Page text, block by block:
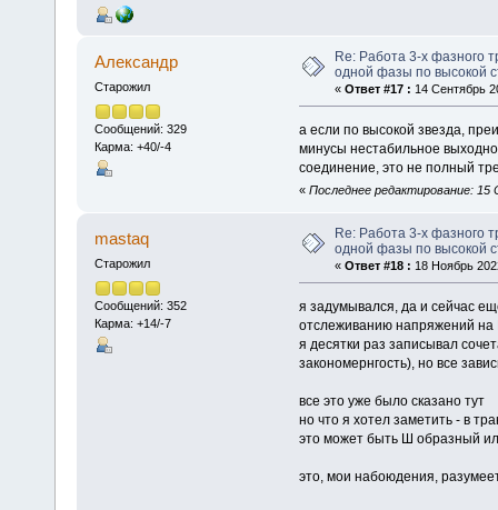
Алексaндр
Старожил
Сообщений: 329
Карма: +40/-4
Re: Работа 3-х фазного
одной фазы по высокой
« Ответ #17 : 14 Сентябрь
а если по высокой звезда,
минусы нестабильное
соединение, это не полный
« Последнее редактирование: 15
mastaq
Старожил
Сообщений: 352
Карма: +14/-7
Re: Работа 3-х фазного
одной фазы по высокой
« Ответ #18 : 18 Ноябрь
я задумывался, да и сейчас
отслеживанию напряжений на
я десятки раз записывал
закономернгость), но все
все это уже было сказано тут
но что я хотел заметить - в
это может быть Ш образный
это, мои набоюдения,